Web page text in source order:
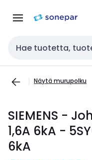
navigointiinsisältöön
Haku
Näytä murupolku
SIEMENS -
1,6A 6kA -
6kA